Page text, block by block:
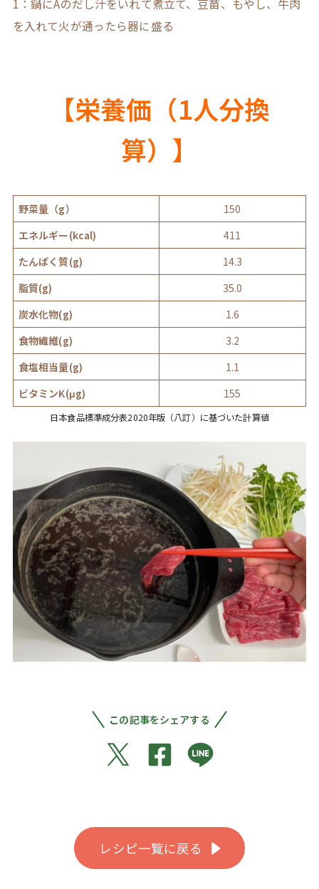
1：鍋にAのだし汁をいれて煮立て、豆苗、もやし、牛肉
を入れて火が通ったら器に盛る
【栄養価（1人分換
算）】
野菜量（g）
150
エネルギー(kcal)
411
たんぱく質(g)
14.3
脂質(g)
35.0
炭水化物(g)
1.6
食物繊維(g)
3.2
食塩相当量(g)
1.1
ビタミンK(μg)
155
日本食品標準成分表2020年版（八訂）に基づいた計算値
この記事をシェアする
レシピ一覧に戻る